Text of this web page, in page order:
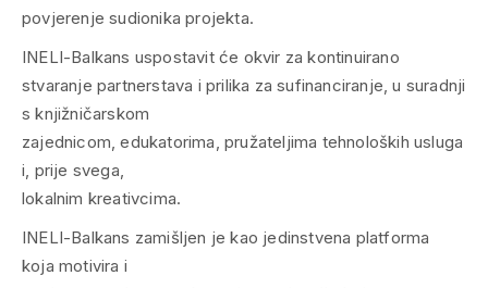
povjerenje sudionika projekta.
INELI-Balkans uspostavit će okvir za kontinuirano
stvaranje partnerstava i prilika za sufinanciranje, u suradnji
s knjižničarskom
zajednicom, edukatorima, pružateljima tehnoloških usluga
i, prije svega,
lokalnim kreativcima.
INELI-Balkans zamišljen je kao jedinstvena platforma
koja motivira i